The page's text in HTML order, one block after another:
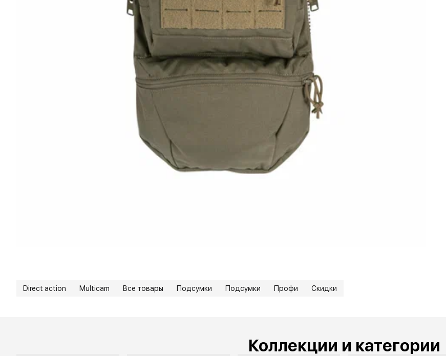
Direct action Multicam Все товары Подсумки Подсумки Профи Скидки
Коллекции и категории